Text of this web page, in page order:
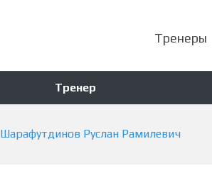
Тренеры
Тренер
Шарафутдинов Руслан Рамилевич